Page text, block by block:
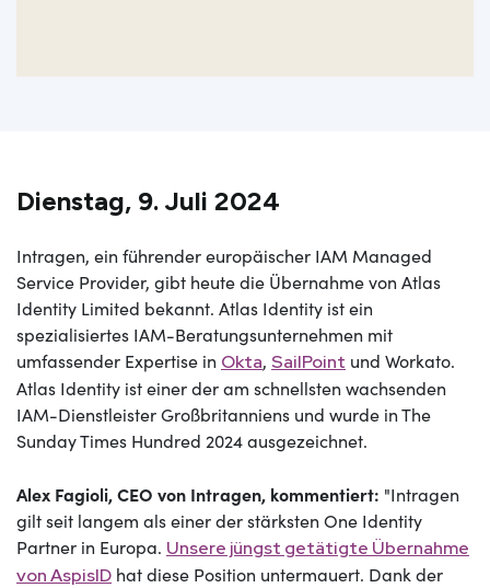
Dienstag, 9. Juli 2024
Intragen, ein führender europäischer IAM Managed
Service Provider, gibt heute die Übernahme von Atlas
Identity Limited bekannt. Atlas Identity ist ein
spezialisiertes IAM-Beratungsunternehmen mit
umfassender Expertise in Okta, SailPoint und Workato.
Atlas Identity ist einer der am schnellsten wachsenden
IAM-Dienstleister Großbritanniens und wurde in The
Sunday Times Hundred 2024 ausgezeichnet.
Alex Fagioli, CEO von Intragen, kommentiert: "Intragen
gilt seit langem als einer der stärksten One Identity
Partner in Europa. Unsere jüngst getätigte Übernahme
von AspisID hat diese Position untermauert. Dank der